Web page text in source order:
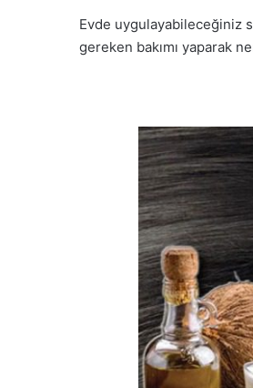
Evde uygulayabileceğiniz
gereken bakımı yaparak